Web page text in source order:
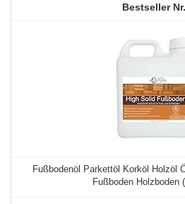
Fußbodenöl Parkettöl Korköl Holzöl
Fußboden Holzboden